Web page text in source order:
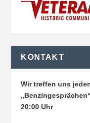
KONTAKT
Wir treffen uns
20:00 Uhr